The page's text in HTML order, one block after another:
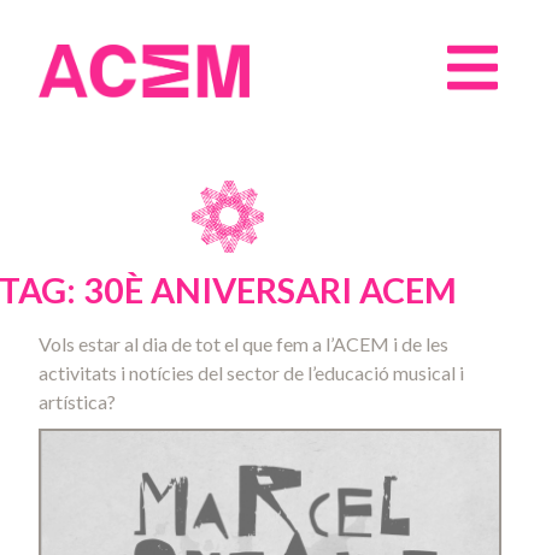
TAG: 30È ANIVERSARI ACEM
Vols estar al dia de tot el que fem a l’ACEM i de les
activitats i notícies del sector de l’educació musical i
artística?